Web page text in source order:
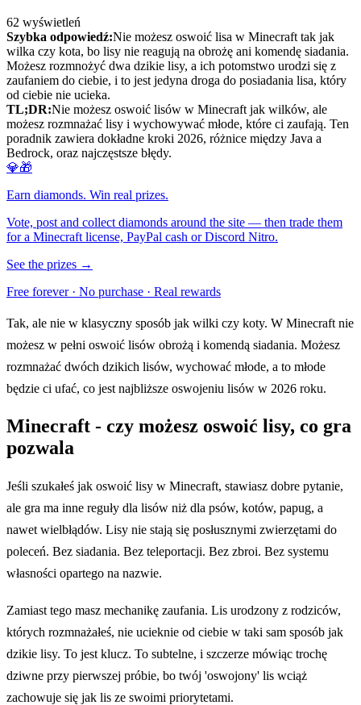
62 wyświetleń
Szybka odpowiedź:Nie możesz oswoić lisa w Minecraft tak jak
wilka czy kota, bo lisy nie reagują na obrożę ani komendę siadania.
Możesz rozmnożyć dwa dzikie lisy, a ich potomstwo urodzi się z
zaufaniem do ciebie, i to jest jedyna droga do posiadania lisa, który
od ciebie nie ucieka.
TL;DR:Nie możesz oswoić lisów w Minecraft jak wilków, ale
możesz rozmnażać lisy i wychowywać młode, które ci zaufają. Ten
poradnik zawiera dokładne kroki 2026, różnice między Java a
Bedrock, oraz najczęstsze błędy.
💎🎁
Earn diamonds. Win real prizes.
Vote, post and collect diamonds around the site — then trade them
for a Minecraft license, PayPal cash or Discord Nitro.
See the prizes →
Free forever · No purchase · Real rewards
Tak, ale nie w klasyczny sposób jak wilki czy koty. W Minecraft nie
możesz w pełni oswoić lisów obrożą i komendą siadania. Możesz
rozmnażać dwóch dzikich lisów, wychować młode, a to młode
będzie ci ufać, co jest najbliższe oswojeniu lisów w 2026 roku.
Minecraft - czy możesz oswoić lisy, co gra
pozwala
Jeśli szukałeś jak oswoić lisy w Minecraft, stawiasz dobre pytanie,
ale gra ma inne reguły dla lisów niż dla psów, kotów, papug, a
nawet wielbłądów. Lisy nie stają się posłusznymi zwierzętami do
poleceń. Bez siadania. Bez teleportacji. Bez zbroi. Bez systemu
własności opartego na nazwie.
Zamiast tego masz mechanikę zaufania. Lis urodzony z rodziców,
których rozmnażałeś, nie ucieknie od ciebie w taki sam sposób jak
dzikie lisy. To jest klucz. To subtelne, i szczerze mówiąc trochę
dziwne przy pierwszej próbie, bo twój 'oswojony' lis wciąż
zachowuje się jak lis ze swoimi priorytetami.